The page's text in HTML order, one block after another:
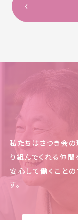
私たちはさつき会
り組んでくれる仲間
安心して働くこと
す。